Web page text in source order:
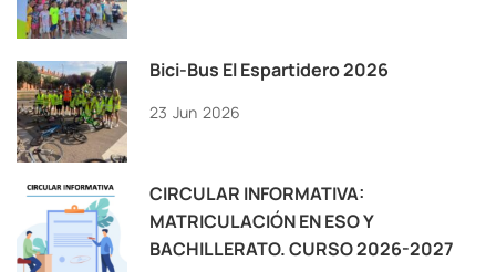
Bici-Bus El Espartidero 2026
23 Jun 2026
CIRCULAR INFORMATIVA:
MATRICULACIÓN EN ESO Y
BACHILLERATO. CURSO 2026-2027